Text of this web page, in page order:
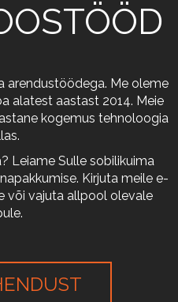
arendustöödega. Me oleme
alatest aastast 2014. Meie
kogemus tehnoloogia
Leiame Sulle sobilikuima
Kirjuta meile e-
või vajuta allpool olevale